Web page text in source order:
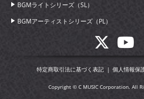
BGMライトシリーズ（SL）
BGMアーティストシリーズ（PL）
特定商取引法に基づく表記 個人情報保
Copyright © C MUSIC Corporation. All